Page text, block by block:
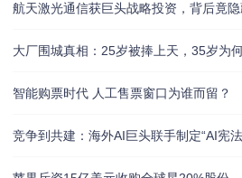
航天激光通信获巨头战略投资，背后竟
大厂围城真相：25岁被捧上天，35岁为
智能购票时代 人工售票窗口为谁而留？
竞争到共建：海外AI巨头联手制定“AI宪